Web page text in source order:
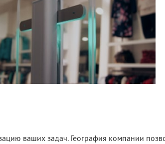
ваших задач. География компании